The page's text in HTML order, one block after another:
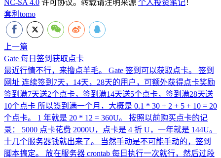
NC-SA 4.0 许可协议。转载请注明来源 个人投资笔记！
套利 tomo
上一篇
Gate 每日签到获取点卡
最近行情不行，来撸点羊毛。 Gate 签到可以获取点卡。 签到
网址 连续签到7天，14天，28天的用户，可额外获得点卡奖励
签到满7天送2个点卡，签到满14天送5个点卡，签到满28天送
10个点卡 所以签到满一个月，大概是 0.1 * 30 + 2 + 5 + 10 = 20
个点卡。 1 年就是 20 * 12 = 360U。 按照以前购买点卡的记
录： 5000 点卡花费 2000U，点卡是 4 折 U，一年就是 144U。
十几个服务器钱就出来了。 当然手动是不可能手动的，签到
脚本搞定。 放在服务器 crontab 每日执行一次就行，然后过段